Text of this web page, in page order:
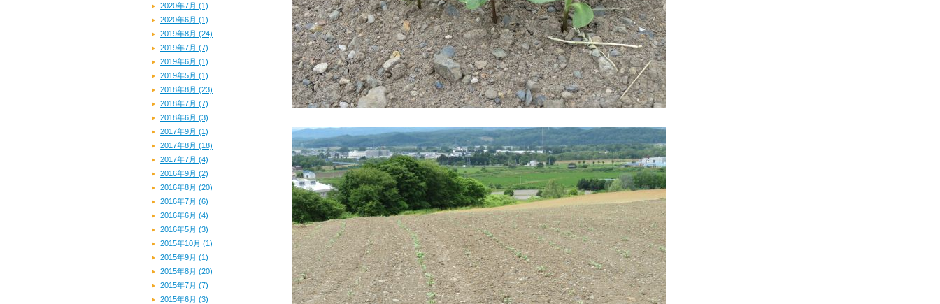
2020年7月 (1)
2020年6月 (1)
2019年8月 (24)
2019年7月 (7)
2019年6月 (1)
2019年5月 (1)
2018年8月 (23)
2018年7月 (7)
2018年6月 (3)
2017年9月 (1)
2017年8月 (18)
2017年7月 (4)
2016年9月 (2)
2016年8月 (20)
2016年7月 (6)
2016年6月 (4)
2016年5月 (3)
2015年10月 (1)
2015年9月 (1)
2015年8月 (20)
2015年7月 (7)
2015年6月 (3)